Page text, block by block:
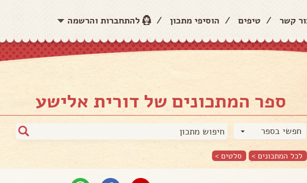
קשר / טיפים / הוסיפי מתכון / להתחברות והרשמה
ספר המתכונים של דורית אלישע
חפשי בספר
לכל המתכונים > סלטים >